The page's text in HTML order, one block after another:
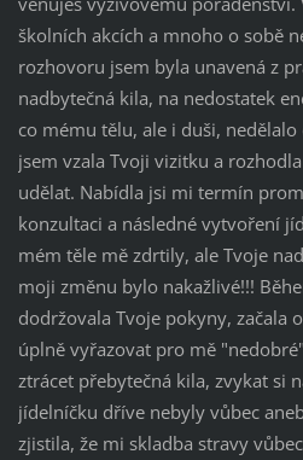
školních akcích a mnoho o sobě
rozhovoru jsem byla unavená z
nadbytečná kila, na nedostatek
co mému tělu, ale i duši,
jsem vzala Tvoji vizitku a
udělat. Nabídla jsi mi termín
konzultaci a následné vytvoření
mém těle mě zdrtily, ale Tvoje
moji změnu bylo nakažlivé!!!
dodržovala Tvoje pokyny, začala
úplně vyřazovat pro mě
ztrácet přebytečná kila, zvykat si
jídelníčku dříve nebyly vůbec
zjistila, že mi skladba stravy